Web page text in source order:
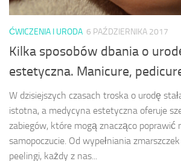
ĆWICZENIA I URODA 6 PAŹDZIERNIKA 2017
Kilka sposobów dbania o
estetyczna. Manicure,
W dzisiejszych czasach troska o urodę
istotna, a medycyna estetyczna oferuje
zabiegów, które mogą znacząco poprawić
samopoczucie. Od wypełniania
peelingi, każdy z nas...